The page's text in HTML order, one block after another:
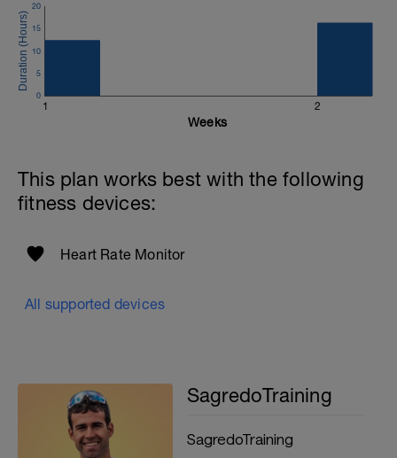
1 2
0
5
10
15
20
Weeks
This plan works best with the following
fitness devices:
Heart Rate Monitor
All supported devices
SagredoTraining
SagredoTraining